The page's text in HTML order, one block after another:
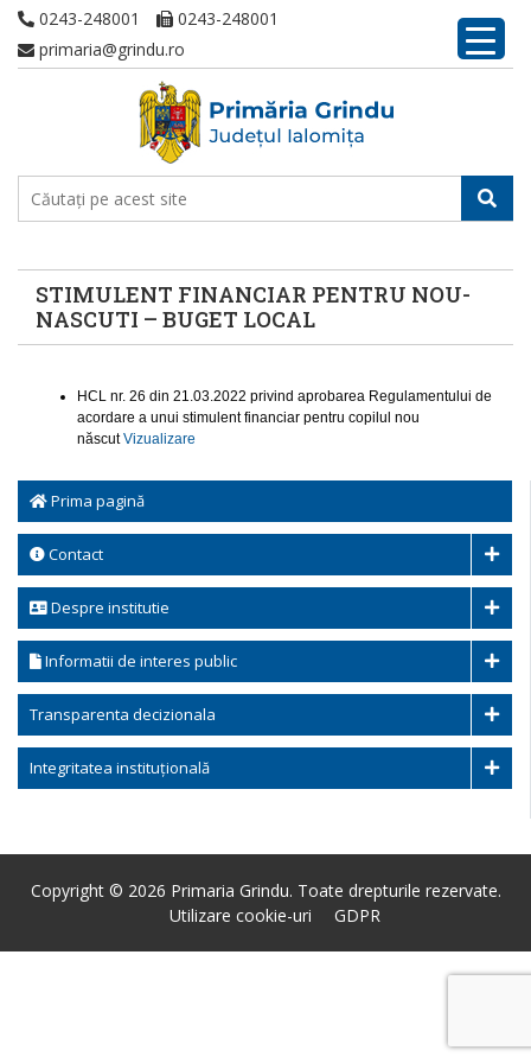
0243-248001
0243-248001
primaria@grindu.ro
STIMULENT FINANCIAR PENTRU NOU-
NASCUTI – BUGET LOCAL
Prima pagină
Contact
Despre institutie
Informatii de interes public
Transparenta decizionala
Integritatea instituțională
HCL nr. 26 din 21.03.2022 privind aprobarea Regulamentului de
acordare a unui stimulent financiar pentru copilul nou
născutVizualizare
Copyright © 2026 Primaria Grindu. Toate drepturile rezervate.
Utilizare cookie-uri
GDPR